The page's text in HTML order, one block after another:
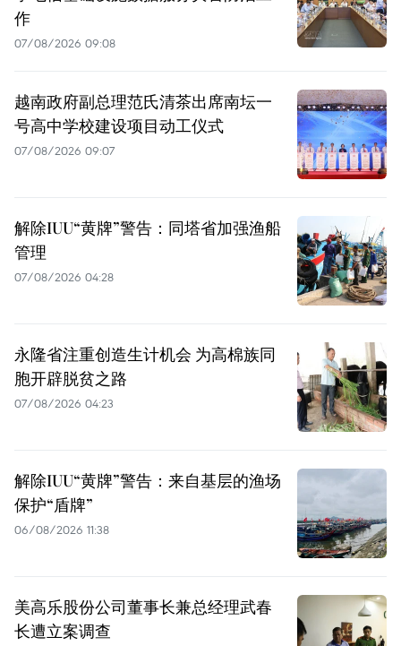
作
07/08/2026 09:08
越南政府副总理范氏清茶出席南坛一
号高中学校建设项目动工仪式
07/08/2026 09:07
解除IUU“黄牌”警告：同塔省加强渔船
管理
07/08/2026 04:28
永隆省注重创造生计机会 为高棉族同
胞开辟脱贫之路
07/08/2026 04:23
解除IUU“黄牌”警告：来自基层的渔场
保护“盾牌”
06/08/2026 11:38
美高乐股份公司董事长兼总经理武春
长遭立案调查